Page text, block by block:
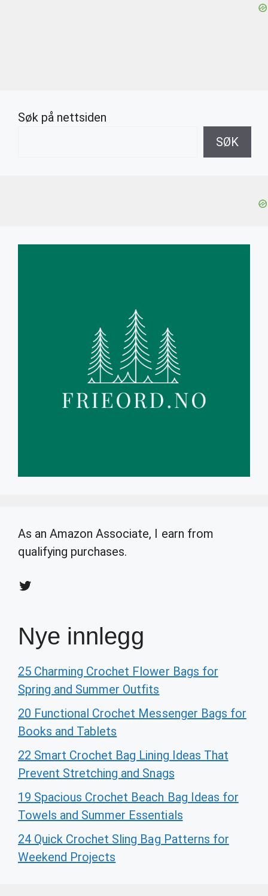
Søk på nettsiden
SØK
As an Amazon Associate, I earn from
qualifying purchases.
Twitter
Nye innlegg
25 Charming Crochet Flower Bags for
Spring and Summer Outfits
20 Functional Crochet Messenger Bags for
Books and Tablets
22 Smart Crochet Bag Lining Ideas That
Prevent Stretching and Snags
19 Spacious Crochet Beach Bag Ideas for
Towels and Summer Essentials
24 Quick Crochet Sling Bag Patterns for
Weekend Projects